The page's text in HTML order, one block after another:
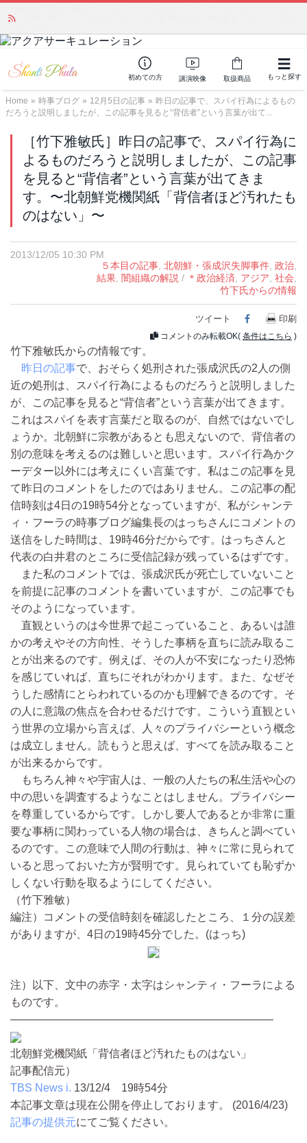
初めての方 講演映像 取扱商品 もっと探す
Home » 時事ブログ » 12月5日の記事 » 昨日の記事で、スパイ行為によるもの
だろうと説明しましたが、この記事を見ると“背信者”という言葉が出て...
［竹下雅敏氏］昨日の記事で、スパイ行為に
よるものだろうと説明しましたが、この記事
を見ると“背信者”という言葉が出てきま
す。〜北朝鮮党機関紙「背信者ほど汚れたも
のはない」〜
2013/12/05 10:30 PM
５本目の記事 北朝鮮・張成沢失脚事件 政治
結果
闇組織の解説 / ＊政治経済 アジア 社会
竹下氏からの情報
ツイート Facebook
印刷
コメントのみ転載OK( 条件はこちら )
竹下雅敏氏からの情報です。
昨日の記事で、おそらく処刑された張成沢氏の2人の側
近の処刑は、スパイ行為によるものだろうと説明しました
が、この記事を見ると“背信者”という言葉が出てきます。
これはスパイを表す言葉だと取るのが、自然ではないでし
ょうか。北朝鮮に宗教があるとも思えないので、背信者の
別の意味を考えるのは難しいと思います。スパイ行為かク
ーデター以外には考えにくい言葉です。私はこの記事を見
て昨日のコメントをしたのではありません。この記事の配
信時刻は4日の19時54分となっていますが、私がシャンテ
ィ・フーラの時事ブログ編集長のはっちさんにコメントの
送信をした時間は、19時46分だからです。はっちさんと
代表の白井君のところに受信記録が残っているはずです。
また私のコメントでは、張成沢氏が死亡していないこと
を前提に記事のコメントを書いていますが、この記事でも
そのようになっています。
直観というのは今世界で起こっていること、あるいは誰
かの考えやその方向性、そうした事柄を直ちに読み取るこ
とが出来るのです。例えば、その人が不安になったり恐怖
を感じていれば、直ちにそれがわかります。また、なぜそ
うした感情にとらわれているのかも理解できるのです。そ
の人に意識の焦点を合わせるだけです。こういう直観とい
う世界の立場から言えば、人々のプライバシーという概念
は成立しません。読もうと思えば、すべてを読み取ること
が出来るからです。
もちろん神々や宇宙人は、一般の人たちの私生活や心の
中の思いを調査するようなことはしません。プライバシー
を尊重しているからです。しかし要人であるとか非常に重
要な事柄に関わっている人物の場合は、きちんと調べてい
るのです。この意味で人間の行動は、神々に常に見られて
いると思っておいた方が賢明です。見られていても恥ずか
しくない行動を取るようにしてください。
（竹下雅敏）
編注）コメントの受信時刻を確認したところ、１分の誤差
がありますが、4日の19時45分でした。(はっち)
注）以下、文中の赤字・太字はシャンティ・フーラによる
ものです。
————————————————————————
北朝鮮党機関紙「背信者ほど汚れたものはない」
記事配信元）
TBS News i. 13/12/4 19時54分
本記事文章は現在公開を停止しております。 (2016/4/23)
記事の提供元にてご覧ください。